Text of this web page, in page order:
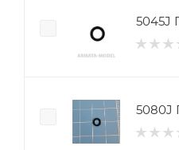
5045J
5080J